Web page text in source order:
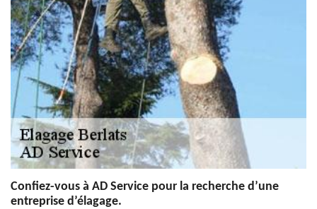
Confiez-vous à AD Service pour la recherche d’une
entreprise d’élagage.